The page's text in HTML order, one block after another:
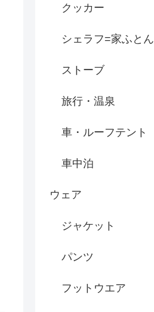
クッカー
シェラフ=家ふとん
ストーブ
旅行・温泉
車・ルーフテント
車中泊
ウェア
ジャケット
パンツ
フットウエア